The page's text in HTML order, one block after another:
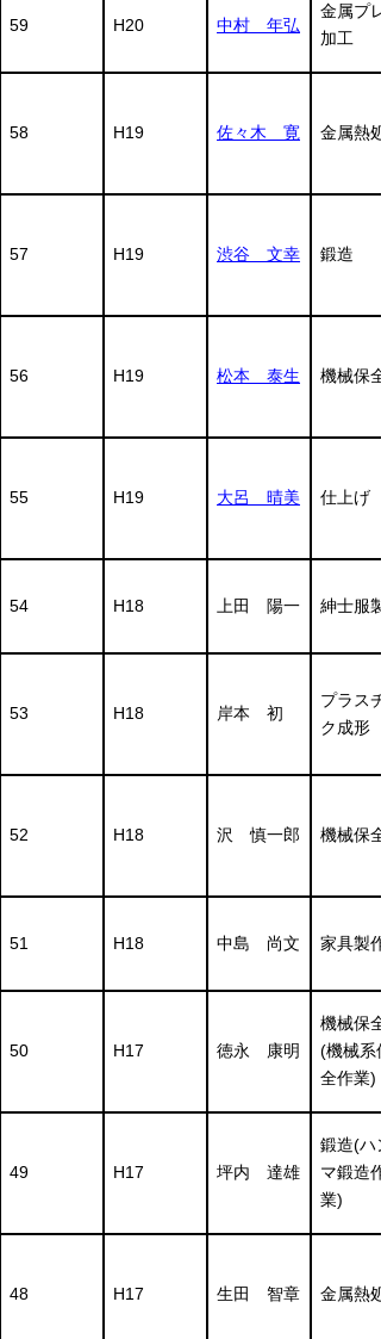
59 H20 中村 年弘
金属プ
加工
58 H19 佐々木 寛 金属熱
57 H19 渋谷 文幸 鍛造
56 H19 松本 泰生 機械保全
55 H19 大呂 晴美 仕上げ
54 H18 上田 陽一 紳士服
53 H18 岸本 初
プラス
ク成形
52 H18 沢 慎一郎 機械保全
51 H18 中島 尚文 家具製作
50 H17 徳永 康明
機械保全
(機械系
全作業)
49 H17 坪内 達雄
鍛造(ハ
マ鍛造作
業)
48 H17 生田 智章 金属熱